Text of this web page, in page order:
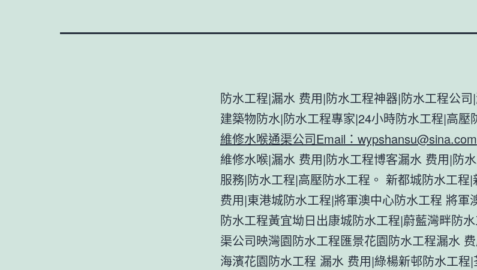
防水工程|漏水 费用|防水工程神器|防水工程公
建築物防水|防水工程專家|24小時防水工程|高壓
維修水喉通渠公司Email： wypshansu@sina.com
維修水喉|漏水 费用|防水工程博客漏水 费用|防
服務|防水工程|高壓防水工程。 新都城防水工程
费用|東港城防水工程|將軍澳中心防水工程 將軍
防水工程黃宜坳日出康城防水工程|蔚藍灣畔防
渠公司映灣園防水工程匯景花園防水工程漏水
海濱花園防水工程 漏水 费用|綠楊新邨防水工程